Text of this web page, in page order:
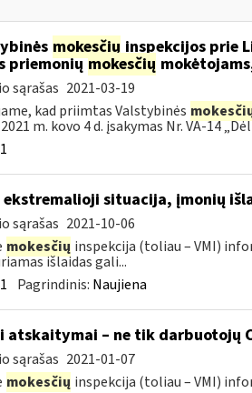
mokesčiųinspekcijos prie
priemoniųmokesčių
sąrašas 2021-03-19
kad priimtas Valstybinės
m. kovo 4 d. įsakymas Nr. VA-14
ekstremalioji situacija, įmonių
sąrašas 2021-10-06
mokesčių inspekcija (toliau – VMI)
išlaidas gali...
Pagrindinis: Naujiena
atskaitymai – ne tik darbuotojų
sąrašas 2021-01-07
mokesčių inspekcija (toliau – VMI)